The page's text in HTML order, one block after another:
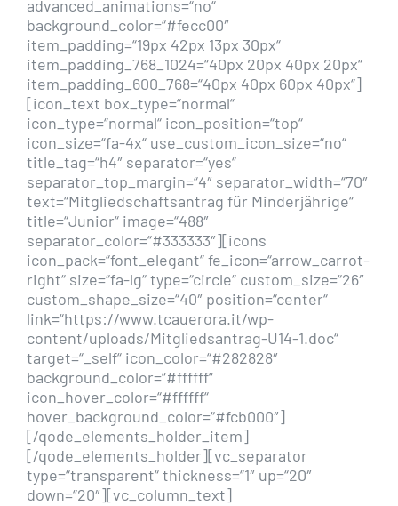
advanced_animations=“no“
background_color=“#fecc00″
item_padding=“19px 42px 13px 30px“
item_padding_768_1024=“40px 20px 40px 20px“
item_padding_600_768=“40px 40px 60px 40px“]
[icon_text box_type=“normal“
icon_type=“normal“ icon_position=“top“
icon_size=“fa-4x“ use_custom_icon_size=“no“
title_tag=“h4″ separator=“yes“
separator_top_margin=“4″ separator_width=“70″
text=“Mitgliedschaftsantrag für Minderjährige“
title=“Junior“ image=“488″
separator_color=“#333333″][icons
icon_pack=“font_elegant“ fe_icon=“arrow_carrot-
right“ size=“fa-lg“ type=“circle“ custom_size=“26″
custom_shape_size=“40″ position=“center“
link=“https://www.tcauerora.it/wp-
content/uploads/Mitgliedsantrag-U14-1.doc“
target=“_self“ icon_color=“#282828″
background_color=“#ffffff“
icon_hover_color=“#ffffff“
hover_background_color=“#fcb000″]
[/qode_elements_holder_item]
[/qode_elements_holder][vc_separator
type=“transparent“ thickness=“1″ up=“20″
down=“20″][vc_column_text]